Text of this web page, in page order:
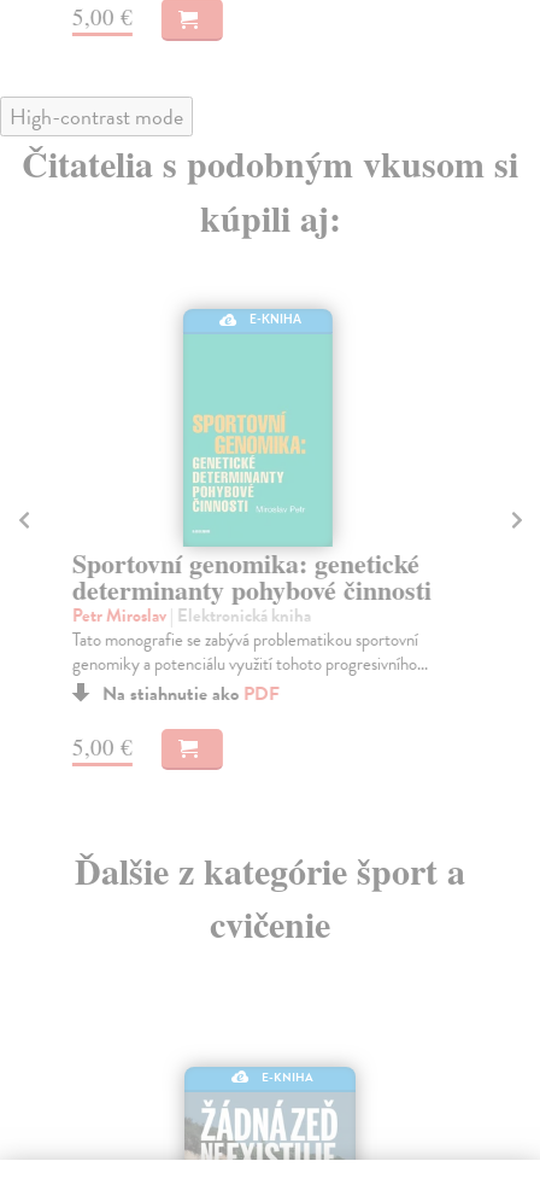
5,00 €
High-contrast mode
Čitatelia s podobným vkusom si
kúpili aj:
E-KNIHA
Sportovní genomika: genetické
determinanty pohybové činnosti
Petr Miroslav| Elektronická kniha
Tato monografie se zabývá problematikou sportovní
genomiky a potenciálu využití tohoto progresivního...
Na stiahnutie ako PDF
5,00 €
Ďalšie z kategórie šport a
cvičenie
E-KNIHA